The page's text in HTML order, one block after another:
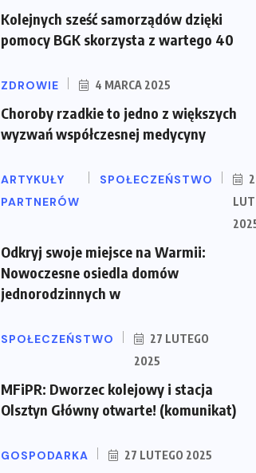
Kolejnych sześć samorządów dzięki
pomocy BGK skorzysta z wartego 40
ZDROWIE 4 MARCA 2025
Choroby rzadkie to jedno z większych
wyzwań współczesnej medycyny
ARTYKUŁY
PARTNERÓW
SPOŁECZEŃSTWO
Odkryj swoje miejsce na Warmii:
Nowoczesne osiedla domów
jednorodzinnych w
SPOŁECZEŃSTWO
27 LUTEGO
2025
MFiPR: Dworzec kolejowy i stacja
Olsztyn Główny otwarte! (komunikat)
GOSPODARKA 27 LUTEGO 2025